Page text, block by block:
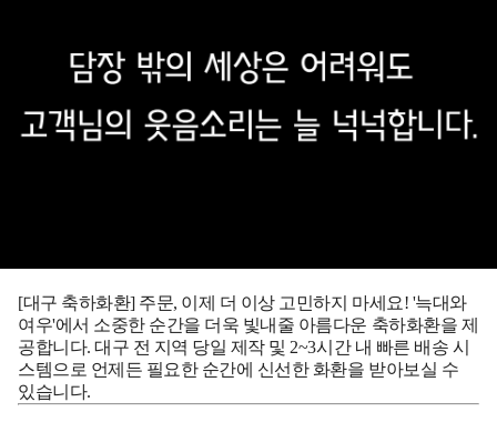
[대구 축하화환] 주문, 이제 더 이상 고민하지 마세요! '늑대와
여우'에서 소중한 순간을 더욱 빛내줄 아름다운 축하화환을 제
공합니다. 대구 전 지역 당일 제작 및 2~3시간 내 빠른 배송 시
스템으로 언제든 필요한 순간에 신선한 화환을 받아보실 수
있습니다.